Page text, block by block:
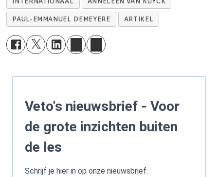
PAUL-EMMANUEL DEMEYERE ARTIKEL
Veto's nieuwsbrief - Voor
de grote inzichten buiten
de les
Schrijf je hier in op onze nieuwsbrief.